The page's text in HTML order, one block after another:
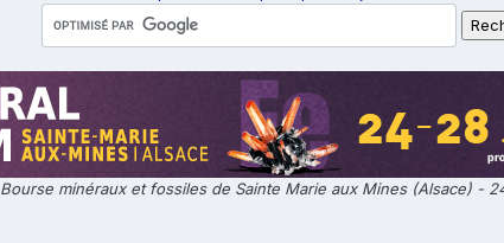
Bourse minéraux et fossiles de Sainte Marie aux Mines (Alsace) -